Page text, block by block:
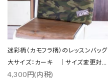
迷彩柄（カモフラ柄）のレッスンバッグ
大サイズ：カーキ ｜サイズ変更対
応
4,300円(内税)